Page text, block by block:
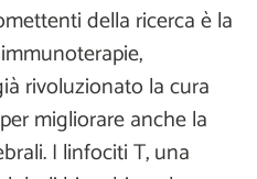
della ricerca è la
rivoluzionato la cura
migliorare anche la
I linfociti T, una